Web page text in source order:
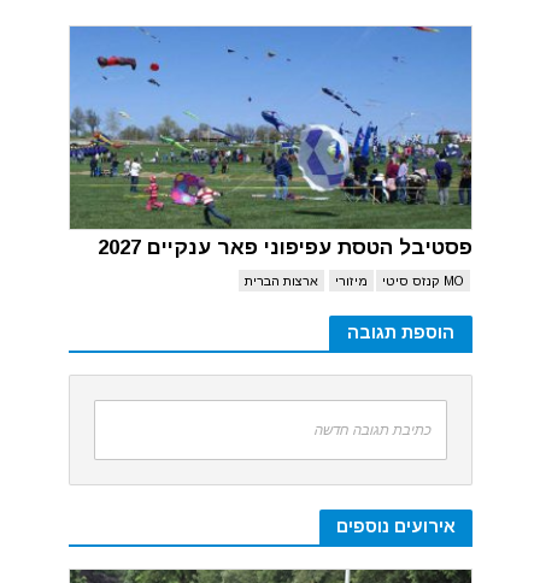
פסטיבל הטסת עפיפוני פאר ענקיים 2027
MO קנזס סיטי מיזורי ארצות הברית
הוספת תגובה
כתיבת תגובה חדשה
אירועים נוספים